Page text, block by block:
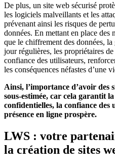
De plus, un site web sécurisé
les logiciels malveillants et les
prévenant ainsi les risques de
données. En mettant en place des
que le chiffrement des données, la
jour régulières, les propriétaires
confiance des utilisateurs,
les conséquences néfastes d’une
Ainsi, l’importance d’avoir des
sous-estimée, car cela garantit
confidentielles, la confiance des
présence en ligne prospère.
LWS : votre
la création de sites